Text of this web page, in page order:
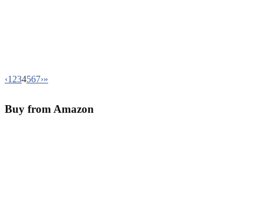
‹1 234567›»
Buy from Amazon